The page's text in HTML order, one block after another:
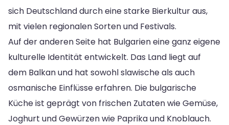
sich Deutschland durch eine starke Bierkultur aus,
mit vielen regionalen Sorten und Festivals.
Auf der anderen Seite hat Bulgarien eine ganz eigene
kulturelle Identität entwickelt. Das Land liegt auf
dem Balkan und hat sowohl slawische als auch
osmanische Einflüsse erfahren. Die bulgarische
Küche ist geprägt von frischen Zutaten wie Gemüse,
Joghurt und Gewürzen wie Paprika und Knoblauch.